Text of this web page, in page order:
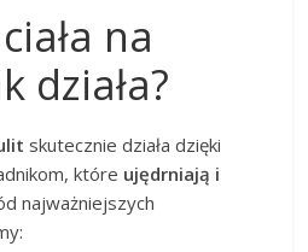
na
działa?
skutecznie działa dzięki
które ujędrniają i
najważniejszych